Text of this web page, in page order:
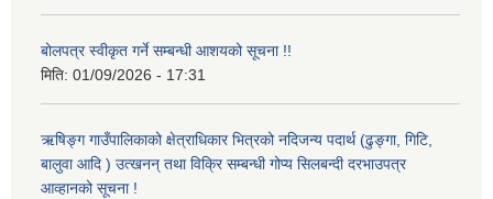
बोलपत्र स्वीकृत गर्ने सम्बन्धी आशयको सूचना !!
मिति: 01/09/2026 - 17:31
ऋषिङ्ग गाउँपालिकाको क्षेत्राधिकार भित्रको नदिजन्य पदार्थ (ढुङ्गा, गिटि,
बालुवा आदि ) उत्खनन् तथा विक्रि सम्बन्धी गोप्य सिलबन्दी दरभाउपत्र
आव्हानको सूचना !